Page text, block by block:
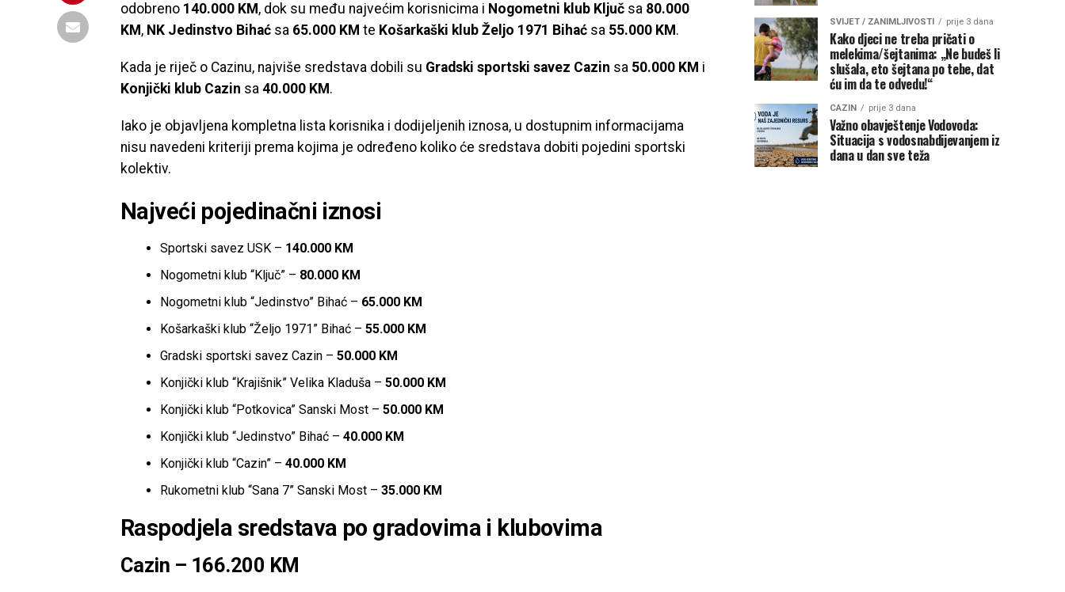
odobreno 140.000 KM , dok su među najvećim korisnicima i Nogometni klub Ključ sa 80.000
KM , NK Jedinstvo Bihać sa 65.000 KM te Košarkaški klub Željo 1971 Bihać sa 55.000 KM .
Kada je riječ o Cazinu, najviše sredstava dobili su Gradski sportski savez Cazin sa 50.000 KM i
Konjički klub Cazin sa 40.000 KM .
Iako je objavljena kompletna lista korisnika i dodijeljenih iznosa, u dostupnim informacijama
nisu navedeni kriteriji prema kojima je određeno koliko će sredstava dobiti pojedini sportski
kolektiv.
Najveći pojedinačni iznosi
Sportski savez USK – 140.000 KM
Nogometni klub “Ključ” – 80.000 KM
Nogometni klub “Jedinstvo” Bihać – 65.000 KM
Košarkaški klub “Željo 1971” Bihać – 55.000 KM
Gradski sportski savez Cazin – 50.000 KM
Konjički klub “Krajišnik” Velika Kladuša – 50.000 KM
Konjički klub “Potkovica” Sanski Most – 50.000 KM
Konjički klub “Jedinstvo” Bihać – 40.000 KM
Konjički klub “Cazin” – 40.000 KM
Rukometni klub “Sana 7” Sanski Most – 35.000 KM
Raspodjela sredstava po gradovima i klubovima
Cazin – 166.200 KM
SVIJET / ZANIMLJIVOSTI prije 3 dana
Kako djeci ne treba pričati o
melekima/šejtanima: „Ne budeš li
slušala, eto šejtana po tebe, dat
ću im da te odvedu!“
CAZIN prije 3 dana
Važno obavještenje Vodovoda:
Situacija s vodosnabdijevanjem iz
dana u dan sve teža